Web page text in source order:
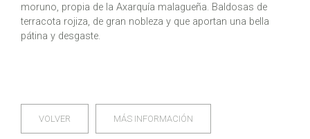
moruno, propia de la Axarquía malagueña. Baldosas de
terracota rojiza, de gran nobleza y que aportan una bella
pátina y desgaste.
VOLVER MÁS INFORMACIÓN